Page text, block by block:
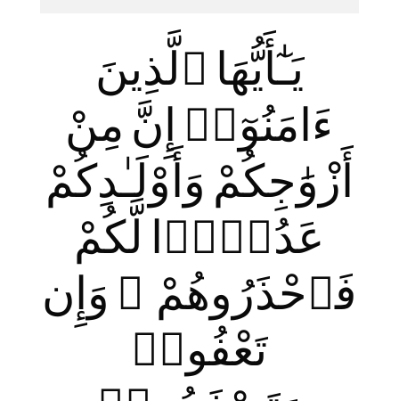
يَـٰٓأَيُّهَا ٱلَّذِينَ
ءَامَنُوٓا۟ إِنَّ مِنْ
أَزْوَ‌ٰجِكُمْ وَأَوْلَـٰدِكُمْ
عَدُوًّۭا لَّكُمْ
فَٱحْذَرُوهُمْ ۚ وَإِن
تَعْفُوا۟